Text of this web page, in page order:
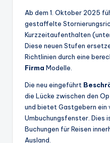
Ab dem 1. Oktober 2025
gestaffelte
Kurzzeitaufenthalten
Diese neuen Stufen
Richtlinien durch eine
Firma Modelle.
Die neu eingeführt
die Lücke zwischen den
und bietet Gastgebern ein
Umbuchungsfenster. Dies
Buchungen für Reisen
Ausland.